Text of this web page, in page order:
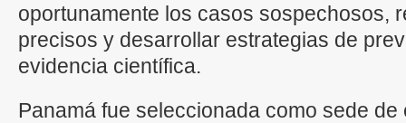
oportunamente los casos sospechosos,
precisos y desarrollar estrategias de
evidencia científica.
Panamá fue seleccionada como sede